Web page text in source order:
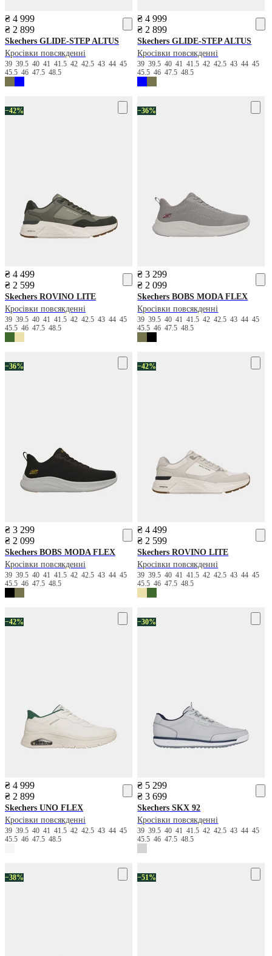
₴ 4 999
₴ 2 899
Skechers GLIDE-STEP ALTUS
Кросівки повсякденні
39 39.5 40 41 41.5 42 42.5 43 44 45
45.5 46 47.5 48.5
₴ 4 999
₴ 2 899
Skechers GLIDE-STEP ALTUS
Кросівки повсякденні
3939.5404141.54242.5434445
45.54647.548.5
−42%
₴ 4 499
₴ 2 599
Skechers ROVINO LITE
Кросівки повсякденні
39 39.5 40 41 41.5 42 42.5 43 44 45
45.5 46 47.5 48.5
−36%
₴ 3 299
₴ 2 099
Skechers BOBS MODA FLEX
Кросівки повсякденні
3939.5404141.54242.5434445
45.54647.548.5
−36%
₴ 3 299
₴ 2 099
Skechers BOBS MODA FLEX
Кросівки повсякденні
39 39.5 40 41 41.5 42 42.5 43 44 45
45.5 46 47.5 48.5
−42%
₴ 4 499
₴ 2 599
Skechers ROVINO LITE
Кросівки повсякденні
3939.5404141.54242.5434445
45.54647.548.5
−42%
₴ 4 999
₴ 2 899
Skechers UNO FLEX
Кросівки повсякденні
39 39.5 40 41 41.5 42 42.5 43 44 45
45.5 46 47.5 48.5
−30%
₴ 5 299
₴ 3 699
Skechers SKX 92
Кросівки повсякденні
3939.5404141.54242.5434445
45.54647.548.5
−38% −51%